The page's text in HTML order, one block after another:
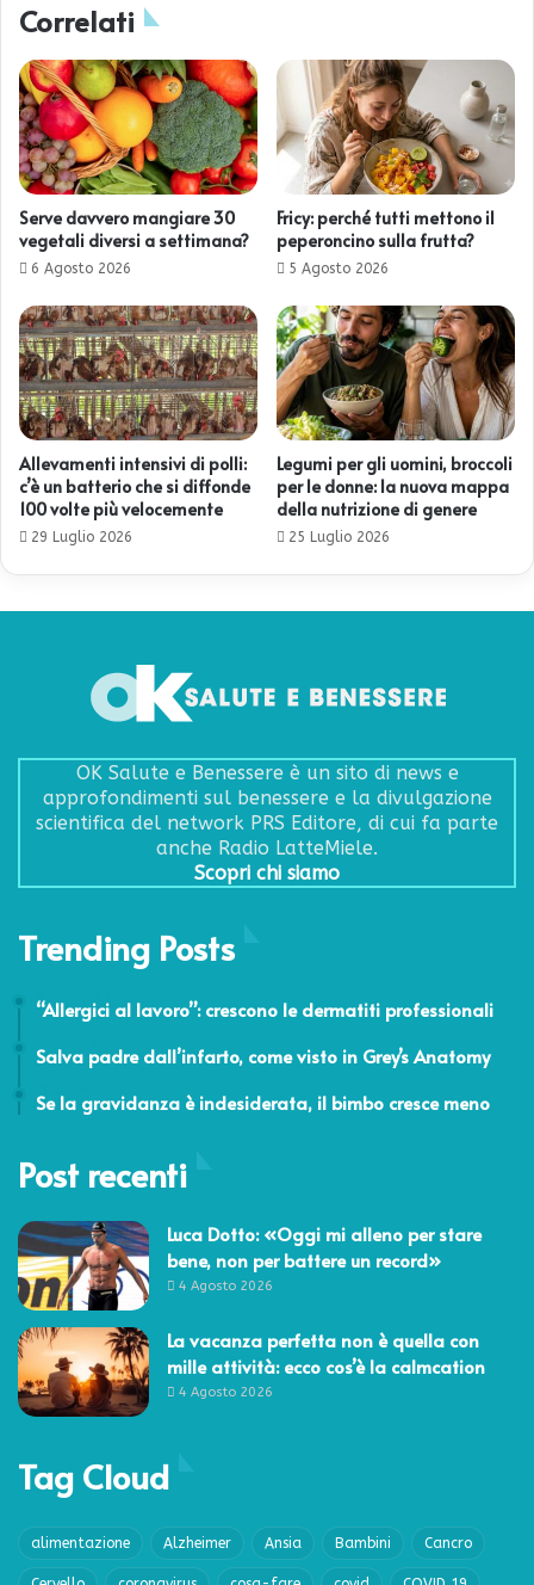
Correlati
Serve davvero mangiare 30
vegetali diversi a settimana?
6 Agosto 2026
Fricy: perché tutti mettono il
peperoncino sulla frutta?
5 Agosto 2026
Allevamenti intensivi di polli:
c’è un batterio che si diffonde
100 volte più velocemente
29 Luglio 2026
Legumi per gli uomini, broccoli
per le donne: la nuova mappa
della nutrizione di genere
25 Luglio 2026
OK Salute e Benessere è un sito di news e
approfondimenti sul benessere e la divulgazione
scientifica del network PRS Editore, di cui fa parte
anche Radio LatteMiele.
Scopri chi siamo
Trending Posts
“Allergici al lavoro”: crescono le dermatiti professionali
Salva padre dall’infarto, come visto in Grey’s Anatomy
Se la gravidanza è indesiderata, il bimbo cresce meno
Post recenti
Luca Dotto: «Oggi mi alleno per stare
bene, non per battere un record»
4 Agosto 2026
La vacanza perfetta non è quella con
mille attività: ecco cos’è la calmcation
4 Agosto 2026
Tag Cloud
alimentazione Alzheimer Ansia Bambini Cancro